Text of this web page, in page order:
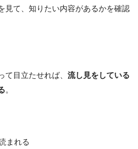
見て、知りたい内容があるかを確認
て目立たせれば、 流し見をしている
。
まれる